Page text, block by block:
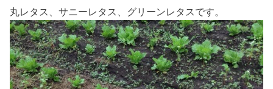
丸レタス、サニーレタス、グリーンレタスです。